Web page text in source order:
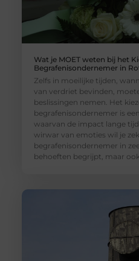
Wat je MOET weten bij het
Begrafenisondernemer in
Zelfs in moeilijke tijden,
van verdriet bevinden,
beslissingen nemen. Het
begrafenisondernemer is
waarvan de impact lange
wirwar van emoties wil je
begrafenisondernemer in
behoeften begrijpt, maar